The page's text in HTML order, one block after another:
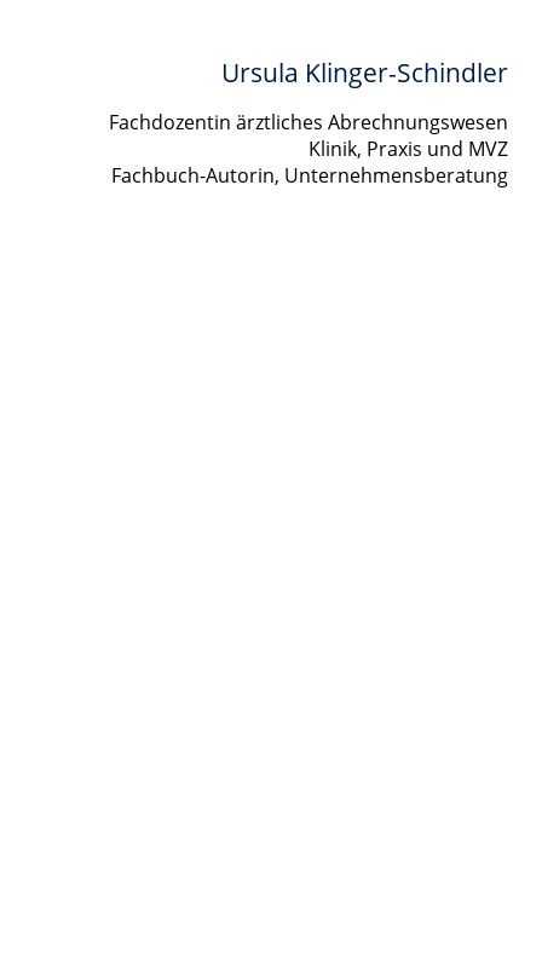
Ursula Klinger-Schindler
Fachdozentin ärztliches Abrechnungswesen
Klinik, Praxis und MVZ
Fachbuch-Autorin, Unternehmensberatung